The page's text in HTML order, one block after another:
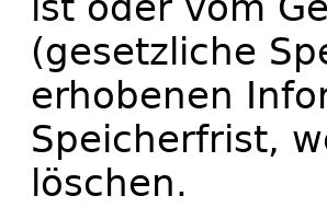
(gesetzliche
erhobenen
Speicherfrist,
löschen.